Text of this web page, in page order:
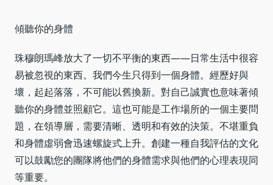
傾聽你的身體
珠穆朗瑪峰放大了一切不平衡的東西——日常生活中很容
易被忽視的東西。我們今生只得到一個身體。經歷好與
壞，起起落落，不可能以舊換新。對自己誠實也意味著傾
聽你的身體並照顧它。這也可能是工作場所的一個主要問
題，在領導層，需要清晰、透明和有效的決策。不堪重負
和身體虛弱會迅速螺旋式上升。創建一種自我評估的文化
可以鼓勵您的團隊將他們的身體需求與他們的心理表現同
等重要。